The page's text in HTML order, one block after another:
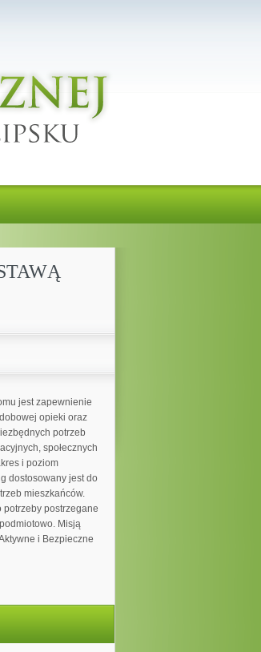
jest zapewnienie
opieki oraz
potrzeb
społecznych
i poziom
dostosowany jest do
mieszkańców.
potrzeby postrzegane
Misją
i Bezpieczne